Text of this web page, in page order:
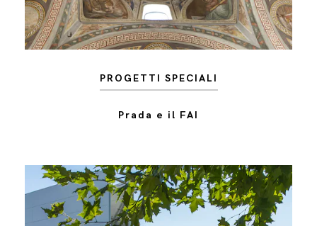
PROGETTI SPECIALI
Prada e il FAI